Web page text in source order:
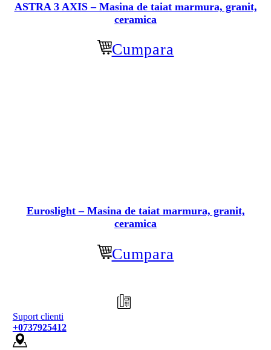
ASTRA 3 AXIS – Masina de taiat marmura, granit,
ceramica
Cumpara
Euroslight – Masina de taiat marmura, granit,
ceramica
Cumpara
Suport clienti
+0737925412